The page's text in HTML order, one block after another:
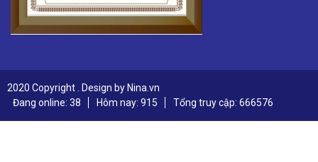
2020 Copyright . Design by Nina.vn
Đang online: 38
Hôm nay: 915 Tổng truy cập: 666576